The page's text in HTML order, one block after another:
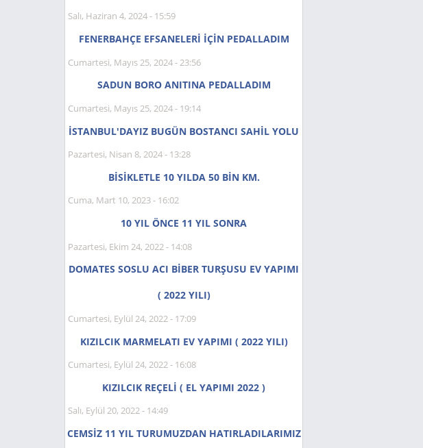
Salı, Haziran 4, 2024 - 15:59
FENERBAHÇE EFSANELERİ İÇİN PEDALLADIM
Cumartesi, Mayıs 25, 2024 - 23:56
SADUN BORO ANITINA PEDALLADIM
Cumartesi, Mayıs 25, 2024 - 19:14
İSTANBUL'DAYIZ BUGÜN BOSTANCI SAHİL YOLU
Pazartesi, Nisan 8, 2024 - 13:28
BİSİKLETLE 10 YILDA 50 BİN KM.
Cuma, Mart 10, 2023 - 16:02
10 YIL ÖNCE 11 YIL SONRA
Pazartesi, Ekim 24, 2022 - 14:08
DOMATES SOSLU ACI BİBER TURŞUSU EV YAPIMI
( 2022 YILI)
Cumartesi, Eylül 24, 2022 - 17:09
KIZILCIK MARMELATI EV YAPIMI ( 2022 YILI)
Cumartesi, Eylül 24, 2022 - 16:08
KIZILCIK REÇELİ ( EL YAPIMI 2022 )
Salı, Eylül 20, 2022 - 14:49
CEMSİZ 11 YIL TURUMUZDAN HATIRLADILARIMIZ